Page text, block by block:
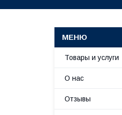
Товары и услуги
О нас
Отзывы